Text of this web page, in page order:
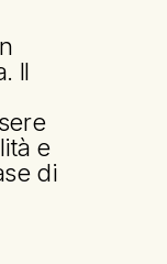
Il
e
di